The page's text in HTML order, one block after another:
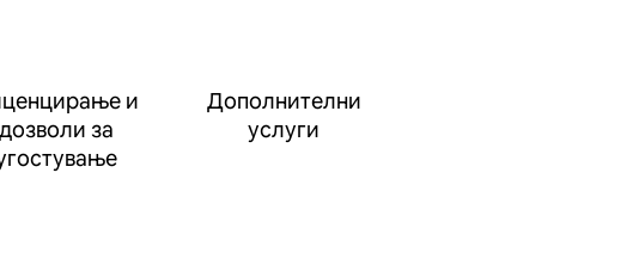
и
дозволи за
Дополнителни
услуги